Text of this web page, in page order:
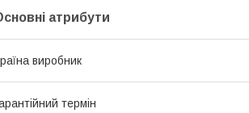
атрибути
виробник
термін